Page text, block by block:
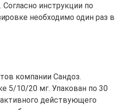
инструкции по
необходимо один раз в
компании Сандоз.
5/10/20 мг. Упакован по 30
действующего